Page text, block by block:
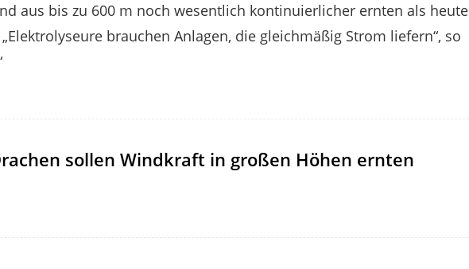
aus bis zu 600 m noch wesentlich kontinuierlicher ernten als heute
brauchen Anlagen, die gleichmäßig Strom liefern“, so
sollen Windkraft in großen Höhen ernten